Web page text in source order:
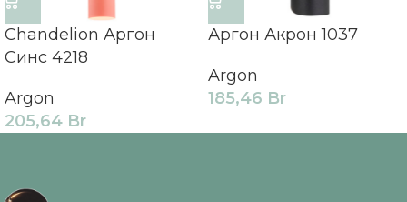
Chandelion Аргон
Синс 4218
Argon
205,64 Br
Аргон Акрон 1037
Argon
185,46 Br